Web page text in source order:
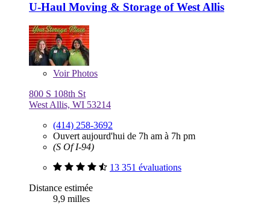
U-Haul Moving & Storage of West Allis
VoirPhotos
800 S 108th St
West Allis, WI 53214
(414) 258-3692
Ouvert aujourd'hui de 7h am à 7h pm
(S Of I-94)
13 351 évaluations
Distance estimée
9,9 milles